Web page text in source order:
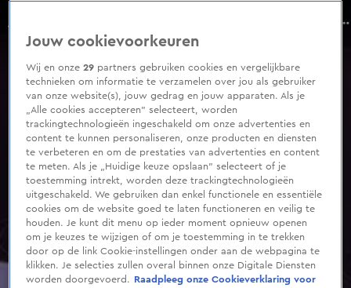
Lidewij de Vos steekt bewoners Loosdrecht hart onder de riem
Aflevering 86, Seizoen 2026
of
seconds
Jouw cookievoorkeuren
Wij en onze29 partners gebruiken cookies en vergelijkbare
technieken om informatie te verzamelen over jou als gebruiker
van onze website(s), jouw gedrag en jouw apparaten. Als je
„Alle cookies accepteren” selecteert, worden
trackingtechnologieën ingeschakeld om onze advertenties en
content te kunnen personaliseren, onze producten en diensten
te verbeteren en om de prestaties van advertenties en content
te meten. Als je „Huidige keuze opslaan” selecteert of je
toestemming intrekt, worden deze trackingtechnologieën
uitgeschakeld. We gebruiken dan enkel functionele en essentiële
cookies om de website goed te laten functioneren en veilig te
houden. Je kunt dit menu op ieder moment opnieuw openen
om je keuzes te wijzigen of om je toestemming in te trekken
door op de link Cookie-instellingen onder aan de webpagina te
klikken. Je selecties zullen overal binnen onze Digitale Diensten
worden doorgevoerd.
Raadpleeg onze Cookieverklaring voor